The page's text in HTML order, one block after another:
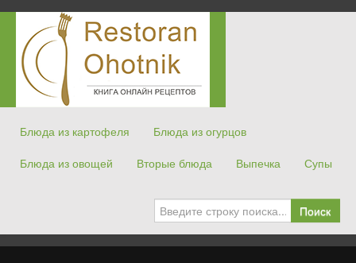
Блюда из картофеля
Блюда из огурцов
Блюда из овощей
Вторые блюда Выпечка Супы
Поиск